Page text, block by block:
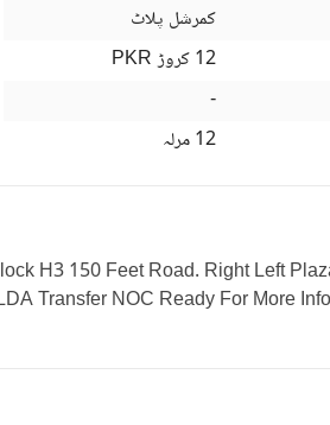
کمرشل پلاٹ
PKR
12 کروڑ
-
12 مرلہ
H3 150 Feet Road. Right Left
Transfer NOC Ready For More